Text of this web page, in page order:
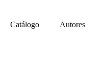
Catálogo Autores